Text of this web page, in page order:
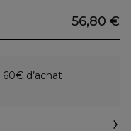
56,80 €
d’achat